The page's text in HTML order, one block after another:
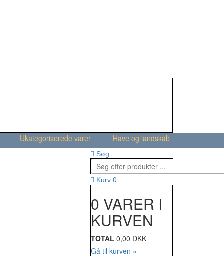
Ukategoriserede varer Have og landskab
Søg
Kurv 0
0 VARER I
KURVEN
TOTAL 0,00 DKK
Gå til kurven »